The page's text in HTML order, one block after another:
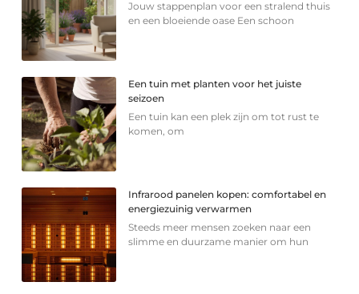
Jouw stappenplan voor een stralend thuis
en een bloeiende oase Een schoon
Een tuin met planten voor het juiste
seizoen
Een tuin kan een plek zijn om tot rust te
komen, om
Infrarood panelen kopen: comfortabel en
energiezuinig verwarmen
Steeds meer mensen zoeken naar een
slimme en duurzame manier om hun